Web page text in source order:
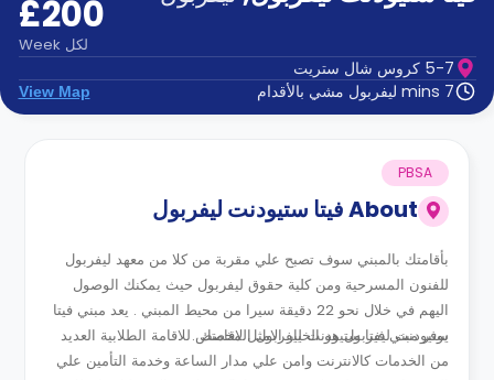
الدعم
الهاتف
اتصل
بنا
كيف
الأسئلة
الشائعة
£200
لكل Week
5-7 كروس شال ستريت
7 mins ليفربول مشي بالأقدام
View Map
Aboutفيتا ستيودنت ليفربول
PBSA
بأقامتك بالمبني سوف تصبح علي مقربة من كلا من معهد ليفربول
للفنون المسرحية ومن كلية حقوق ليفربول حيث يمكنك الوصول
اليهم في خلال نحو 22 دقيقة سيرا من محيط المبني . يعد مبني فيتا
ستيودنت ليفربول هو الخيار الامثل لاقامتك .
يوفر مبني فيتا ستيودنت ليفربول المخصص للاقامة الطلابية العديد
من الخدمات كالانترنت وامن علي مدار الساعة وخدمة التأمين علي